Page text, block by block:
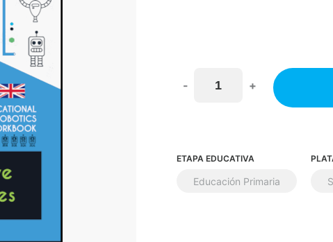
- +
ETAPA EDUCATIVA
Educación Primaria